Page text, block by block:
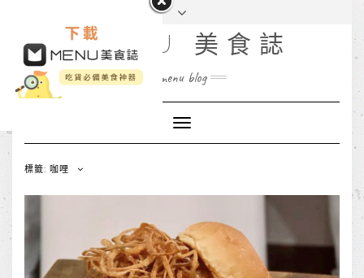
MENU 美食誌
menu blog
Toggle
Navigation
標籤: 咖哩